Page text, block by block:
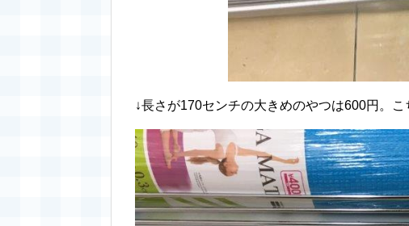
↓長さが170センチの大きめのやつは600円。